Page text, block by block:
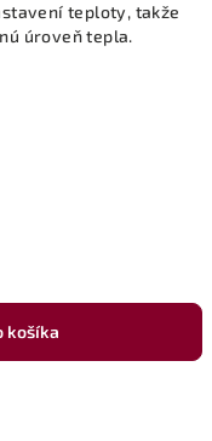
teploty, takže
úroveň tepla.
košíka